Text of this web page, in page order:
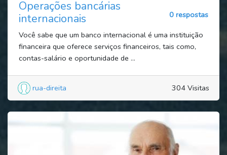
Operações bancárias
internacionais
0 respostas
Você sabe que um banco internacional é uma instituição
financeira que oferece serviços financeiros, tais como,
contas-salário e oportunidade de ...
rua-direita 304 Visitas